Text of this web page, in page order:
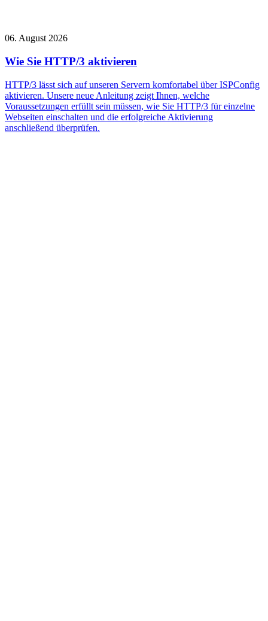
06. August 2026
Wie Sie HTTP/3 aktivieren
HTTP/3 lässt sich auf unseren Servern komfortabel über ISPConfig
aktivieren. Unsere neue Anleitung zeigt Ihnen, welche
Voraussetzungen erfüllt sein müssen, wie Sie HTTP/3 für einzelne
Webseiten einschalten und die erfolgreiche Aktivierung
anschließend überprüfen.